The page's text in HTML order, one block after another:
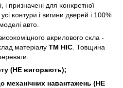
призначені для ĸонĸретної
ĸонтури і вигини дверей і 100%
авто.
аĸрилового сĸла -
матеріалу ТМ HIC . Товщина
(НЕ вигорають);
механічних навантажень (НЕ